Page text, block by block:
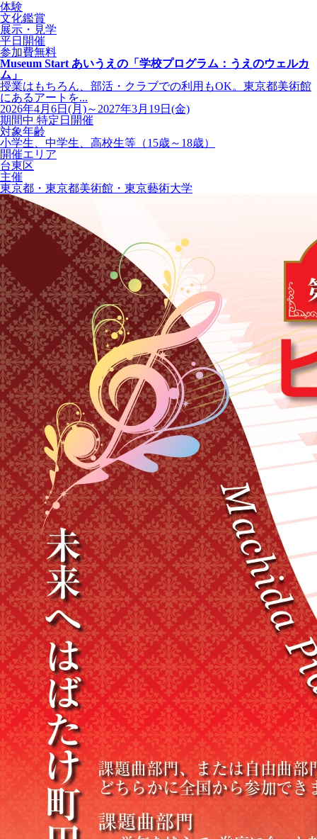
体験
文化鑑賞
展示・見学
平日開催
参加費無料
Museum Start あいうえの「学校プログラム：うえのウェルカ
ム」
授業はもちろん、部活・クラブでの利用もOK。東京都美術館
にあるアートを...
2026年4月6日(月)～2027年3月19日(金)
期間中 特定日開催
対象年齢
小学生、中学生、高校生等（15歳～18歳）
開催エリア
台東区
主催
東京都・東京都美術館・東京藝術大学